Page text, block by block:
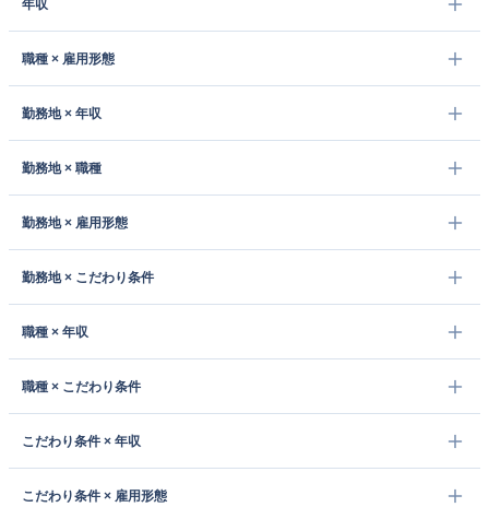
年収
職種 × 雇用形態
勤務地 × 年収
勤務地 × 職種
勤務地 × 雇用形態
勤務地 × こだわり条件
職種 × 年収
職種 × こだわり条件
こだわり条件 × 年収
こだわり条件 × 雇用形態